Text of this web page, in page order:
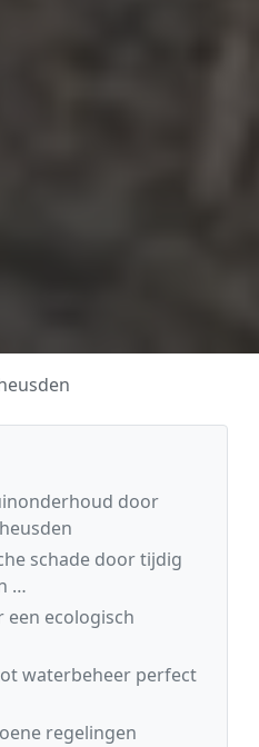
door
schade door tijdig
…
een ecologisch
waterbeheer perfect
regelingen